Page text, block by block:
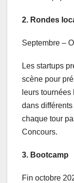
2. Rondes
Septembre –
Les startups
scène pour
leurs
dans
chaque tour
Concours.
3. Bootcamp
Fin octobre